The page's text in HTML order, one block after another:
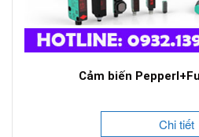
Cảm biến
Chi tiết